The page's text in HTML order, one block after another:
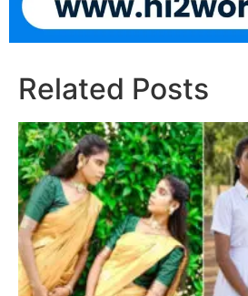
Related Posts